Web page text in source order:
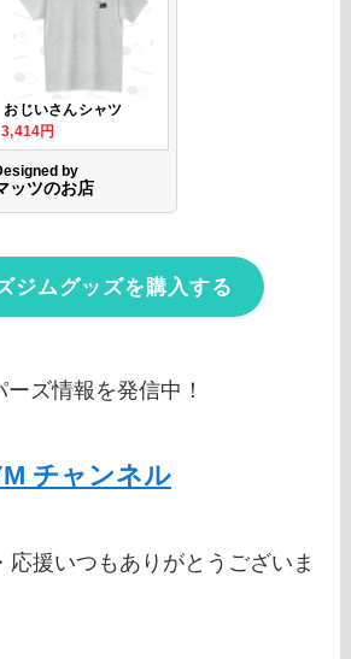
ジムグッズを購入する
ズ情報を発信中！
チャンネル
応援いつもありがとうございま